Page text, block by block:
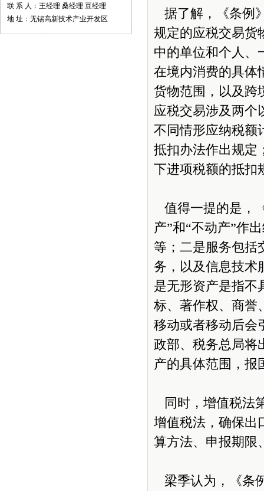
联 系 人：王经理 桑经理 豆经理
地 址：无锡高新技术产业开发区
据了解，《条例
规定的应税交易货
中的单位和个人、
在境内消费的具体
货物范围，以及跨
应税交易涉及两个
不同情形应纳税额
抵扣办法作出规定
下进项税额的抵扣
值得一提的是，
产”和“不动产”作
等；二是服务包括
务，以及信息技术
是无形资产是指不
标、著作权、商誉
移动或者移动后会
政部、税务总局将
产的具体范围，报
同时，增值税法
增值税法，确保出
算方法、申报期限
梁季认为，《条